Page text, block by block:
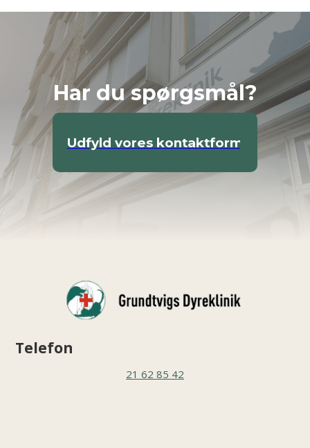
Har du spørgsmål?
Udfyld vores kontaktformular
Telefon
21 62 85 42